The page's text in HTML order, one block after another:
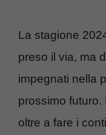
La stagione
preso il via, ma
impegnati nella
prossimo futuro.
oltre a fare i